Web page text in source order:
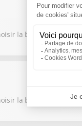
la bonne
la bonne